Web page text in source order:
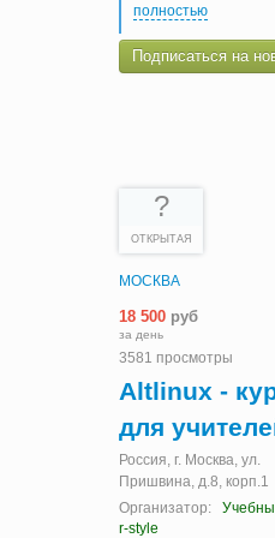
полностью
Подписаться на
?
ОТКРЫТАЯ
МОСКВА
18 500 руб
за день
3581 просмотры
Altlinux -
для
Россия, г. Москва, ул.
Пришвина, д.8, корп.1
Организатор:
r-style